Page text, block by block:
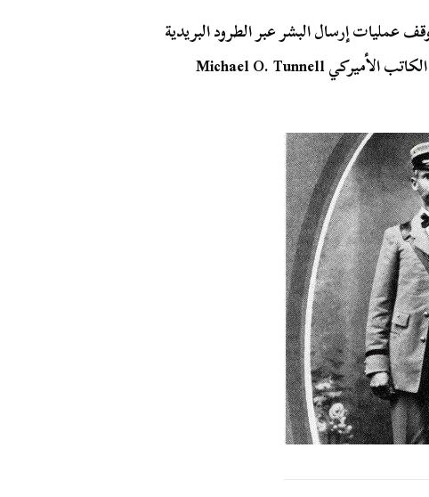
إرسال البشر عبر الطرود البريدية
فقط بل كانت سببًا في إلهام قصة ماي بييرستورف الكاتب الأميركي Michael O. Tunnell